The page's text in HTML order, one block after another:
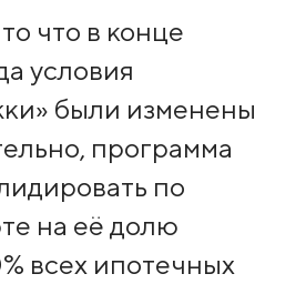
что в конце
условия
были изменены
программа
по
на её долю
всех ипотечных